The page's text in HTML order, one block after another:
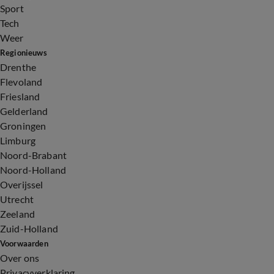
Sport
Tech
Weer
Regionieuws
Drenthe
Flevoland
Friesland
Gelderland
Groningen
Limburg
Noord-Brabant
Noord-Holland
Overijssel
Utrecht
Zeeland
Zuid-Holland
Voorwaarden
Over ons